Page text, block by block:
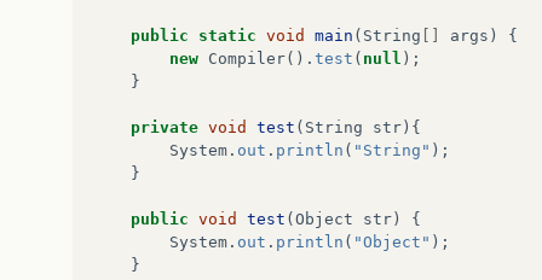
public static void main ( String args )
{
new Compiler(). test ( null );
}
private void test ( String str ){
System . out . println ( "String" );
}
public void test ( Object str )
{
System . out . println ( "Object" );
}